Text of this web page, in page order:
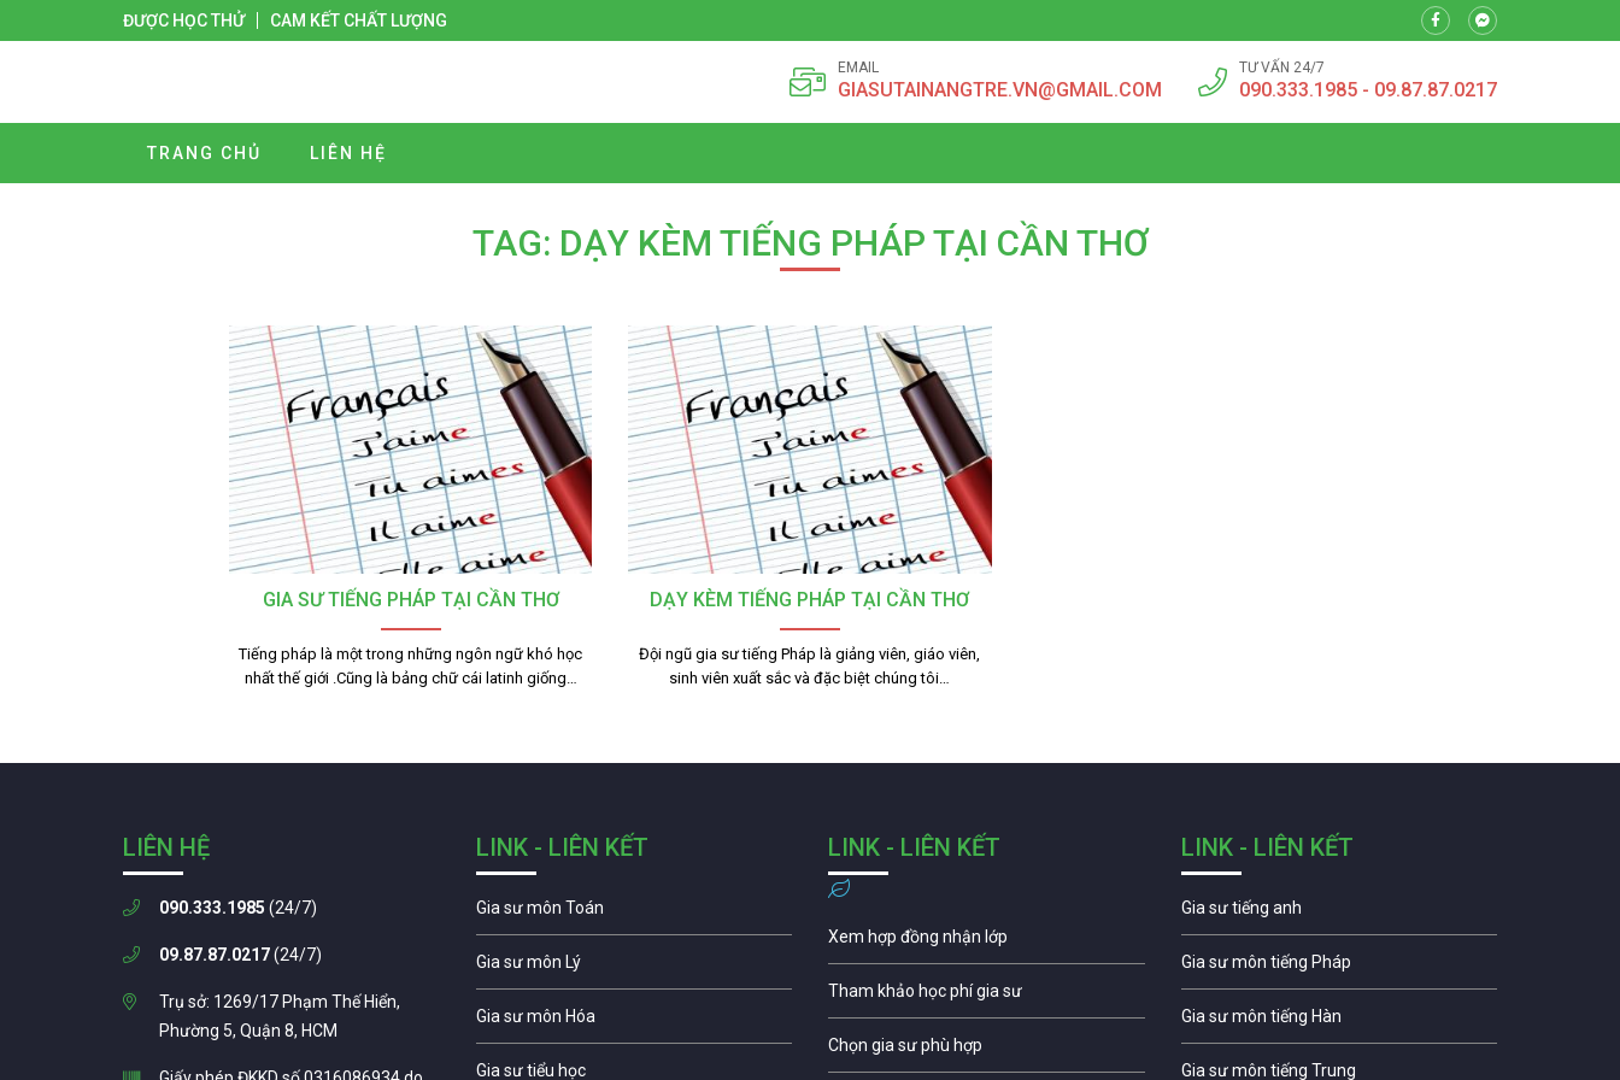
ĐƯỢC HỌC THỬ CAM KẾT CHẤT LƯỢNG
EMAIL
GIASUTAINANGTRE.VN@GMAIL.COM
TƯ VẤN 24/7
090.333.1985 - 09.87.87.0217
TRANG CHỦ LIÊN HỆ
TAG: DẠY KÈM TIẾNG PHÁP TẠI CẦN THƠ
GIA SƯ TIẾNG PHÁP TẠI CẦN THƠ
Tiếng pháp là một trong những ngôn ngữ khó học
nhất thế giới .Cũng là bảng chữ cái latinh giống…
DẠY KÈM TIẾNG PHÁP TẠI CẦN THƠ
Đội ngũ gia sư tiếng Pháp là giảng viên, giáo viên,
sinh viên xuất sắc và đặc biệt chúng tôi…
LIÊN HỆ
090.333.1985 (24/7)
09.87.87.0217(24/7)
Trụ sở: 1269/17 Phạm Thế Hiển,
Phường 5, Quận 8, HCM
LINK - LIÊN KẾT
Gia sư môn Toán
Gia sư môn Lý
Gia sư môn Hóa
Gia sư tiểu học
LINK - LIÊN KẾT
Xem hợp đồng nhận lớp
Tham khảo học phí gia sư
Chọn gia sư phù hợp
LINK - LIÊN KẾT
Gia sư tiếng anh
Gia sư môn tiếng Pháp
Gia sư môn tiếng Hàn
Gia sư môn tiếng Trung